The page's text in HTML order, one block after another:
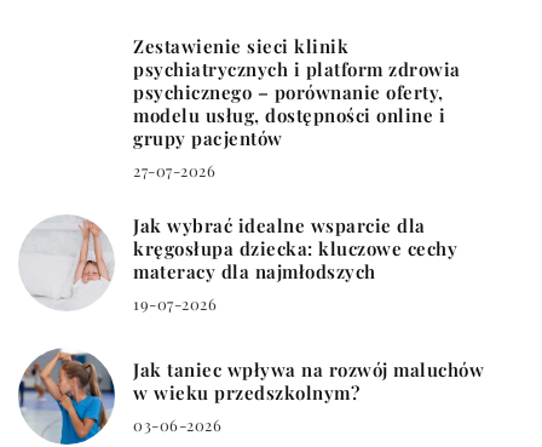
Zestawienie sieci klinik
psychiatrycznych i platform zdrowia
psychicznego – porównanie oferty,
modelu usług, dostępności online i
grupy pacjentów
27-07-2026
Jak wybrać idealne wsparcie dla
kręgosłupa dziecka: kluczowe cechy
materacy dla najmłodszych
19-07-2026
Jak taniec wpływa na rozwój maluchów
w wieku przedszkolnym?
03-06-2026